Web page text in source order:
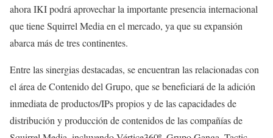
ahora IKI podrá aprovechar la importante presencia internacional
que tiene Squirrel Media en el mercado, ya que su expansión
abarca más de tres continentes.
Entre las sinergias destacadas, se encuentran las relacionadas con
el área de Contenido del Grupo, que se beneficiará de la adición
inmediata de productos/IPs propios y de las capacidades de
distribución y producción de contenidos de las compañías de